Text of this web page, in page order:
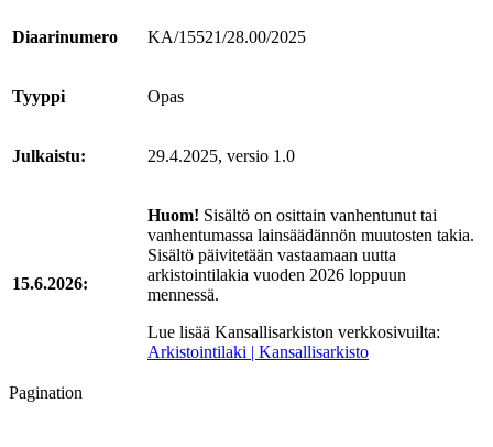
Diaarinumero KA/15521/28.00/2025
Tyyppi Opas
Julkaistu: 29.4.2025, versio 1.0
15.6.2026:
Huom! Sisältö on osittain vanhentunut tai
vanhentumassa lainsäädännön muutosten takia.
Sisältö päivitetään vastaamaan uutta
arkistointilakia vuoden 2026 loppuun
mennessä.
Lue lisää Kansallisarkiston verkkosivuilta:
Arkistointilaki | Kansallisarkisto
Pagination